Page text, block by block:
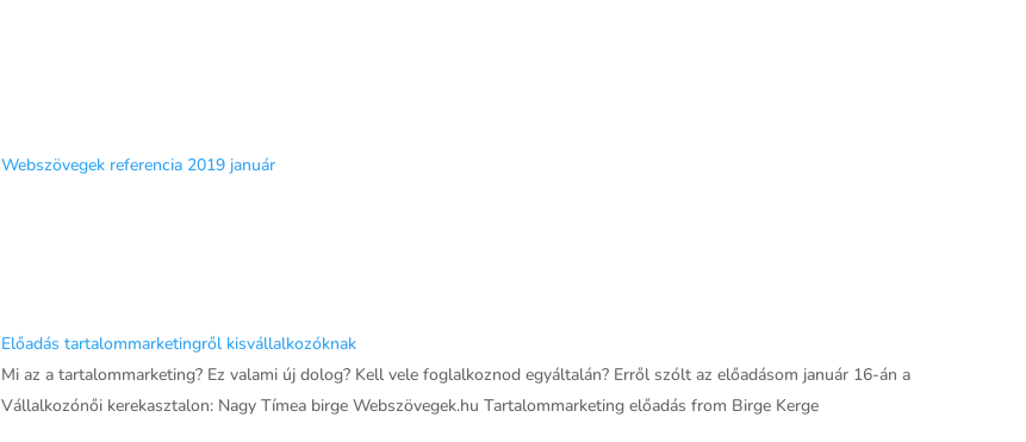
Webszövegek referencia 2019 január
Előadás tartalommarketingről kisvállalkozóknak
Mi az a tartalommarketing? Ez valami új dolog? Kell vele foglalkoznod egyáltalán? Erről szólt az előadásom január 16-án a
Vállalkozónői kerekasztalon: Nagy Tímea birge Webszövegek.hu Tartalommarketing előadás from Birge Kerge